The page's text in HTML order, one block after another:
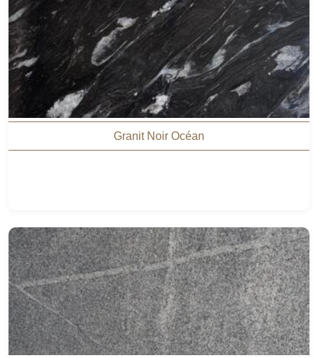
Granit Noir Océan